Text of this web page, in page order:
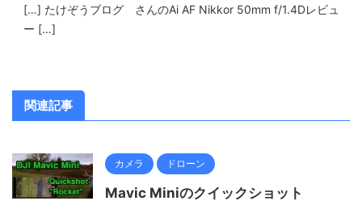
[…] たけぞうブログ さんのAi AF Nikkor 50mm f/1.4Dレビュ
ー […]
関連記事
カメラ ドローン
Mavic Miniのクイックショット